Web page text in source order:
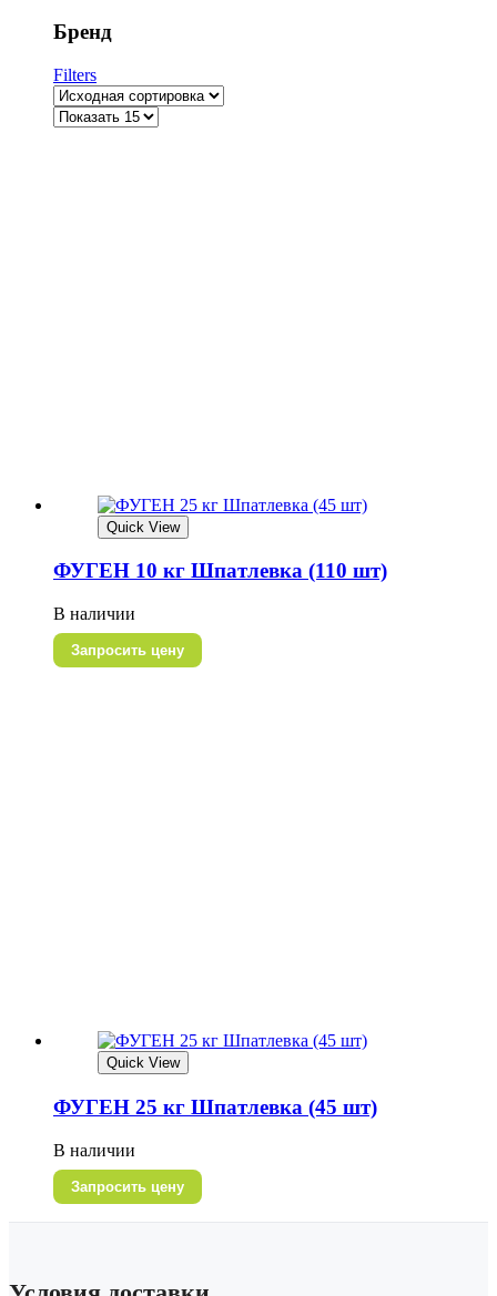
Бренд
Filters
Quick View
ФУГЕН 10 кг Шпатлевка (110 шт)
В наличии
Запросить цену
Quick View
ФУГЕН 25 кг Шпатлевка (45 шт)
В наличии
Запросить цену